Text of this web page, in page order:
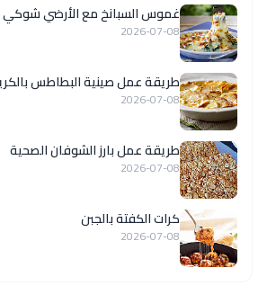
غموس السبانخ مع الأرضي شوكي
2026-07-08
طريقة عمل صينية البطاطس
2026-07-08
طريقة عمل بارز الشوفان الصحية
2026-07-08
كرات الكفتة بالجبن
2026-07-08